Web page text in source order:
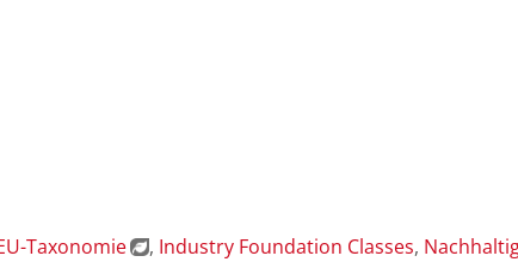
Taxonomie Industry Foundation Classes